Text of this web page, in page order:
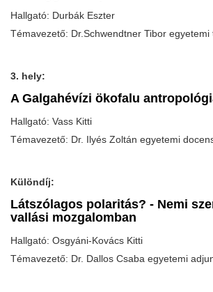
Hallgató: Durbák Eszter
Témavezető: Dr.Schwendtner Tibor egyetemi
3. hely:
A Galgahévízi ökofalu
Hallgató: Vass Kitti
Témavezető: Dr. Ilyés Zoltán egyetemi
Különdíj:
Látszólagos polaritás? - Nemi
vallási mozgalomban
Hallgató: Osgyáni-Kovács Kitti
Témavezető: Dr. Dallos Csaba egyetemi